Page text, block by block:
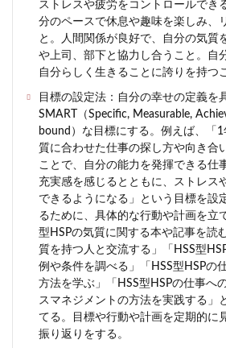
ストレスや疲労をコントロールでき
分のペースで休息や趣味を楽しみ、
と。人間関係が良好で、自分の気質
や上司、部下と協力し合うこと。自
自分らしく生きることに誇りを持つ
目標の設定法：自分の幸せの定義を
SMART（Specific, Measurable,
bound）な目標にする。例えば、「
質に合わせた仕事の探し方や向き合
ことで、自分の能力を発揮できる仕
充実感を感じるとともに、ストレス
できるようになる」という目標を設
るために、具体的な行動や計画を立
型HSPの気質に関する本や記事を読
質を持つ人と交流する」「HSS型
例や条件を調べる」「HSS型HSPの
方法を学ぶ」「HSS型HSPの仕事へ
スマネジメントの方法を実践する」
てる。目標や行動や計画を定期的に
振り返りをする。